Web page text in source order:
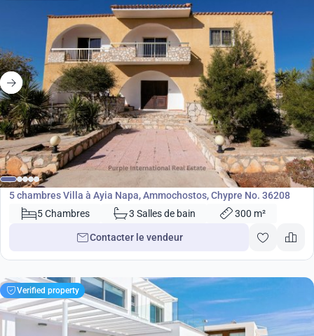
€750 000
Villa
5 chambres Villa à Ayia Napa, Ammochostos, Chypre No. 36208
5 Chambres
3 Salles de bain 300 m²
Contacter le vendeur
Verified property